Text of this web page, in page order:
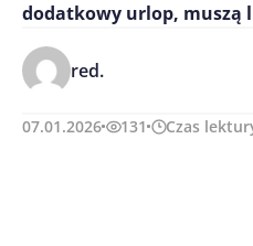
dodatkowy urlop, muszą
red.
07.01.2026 131 Czas